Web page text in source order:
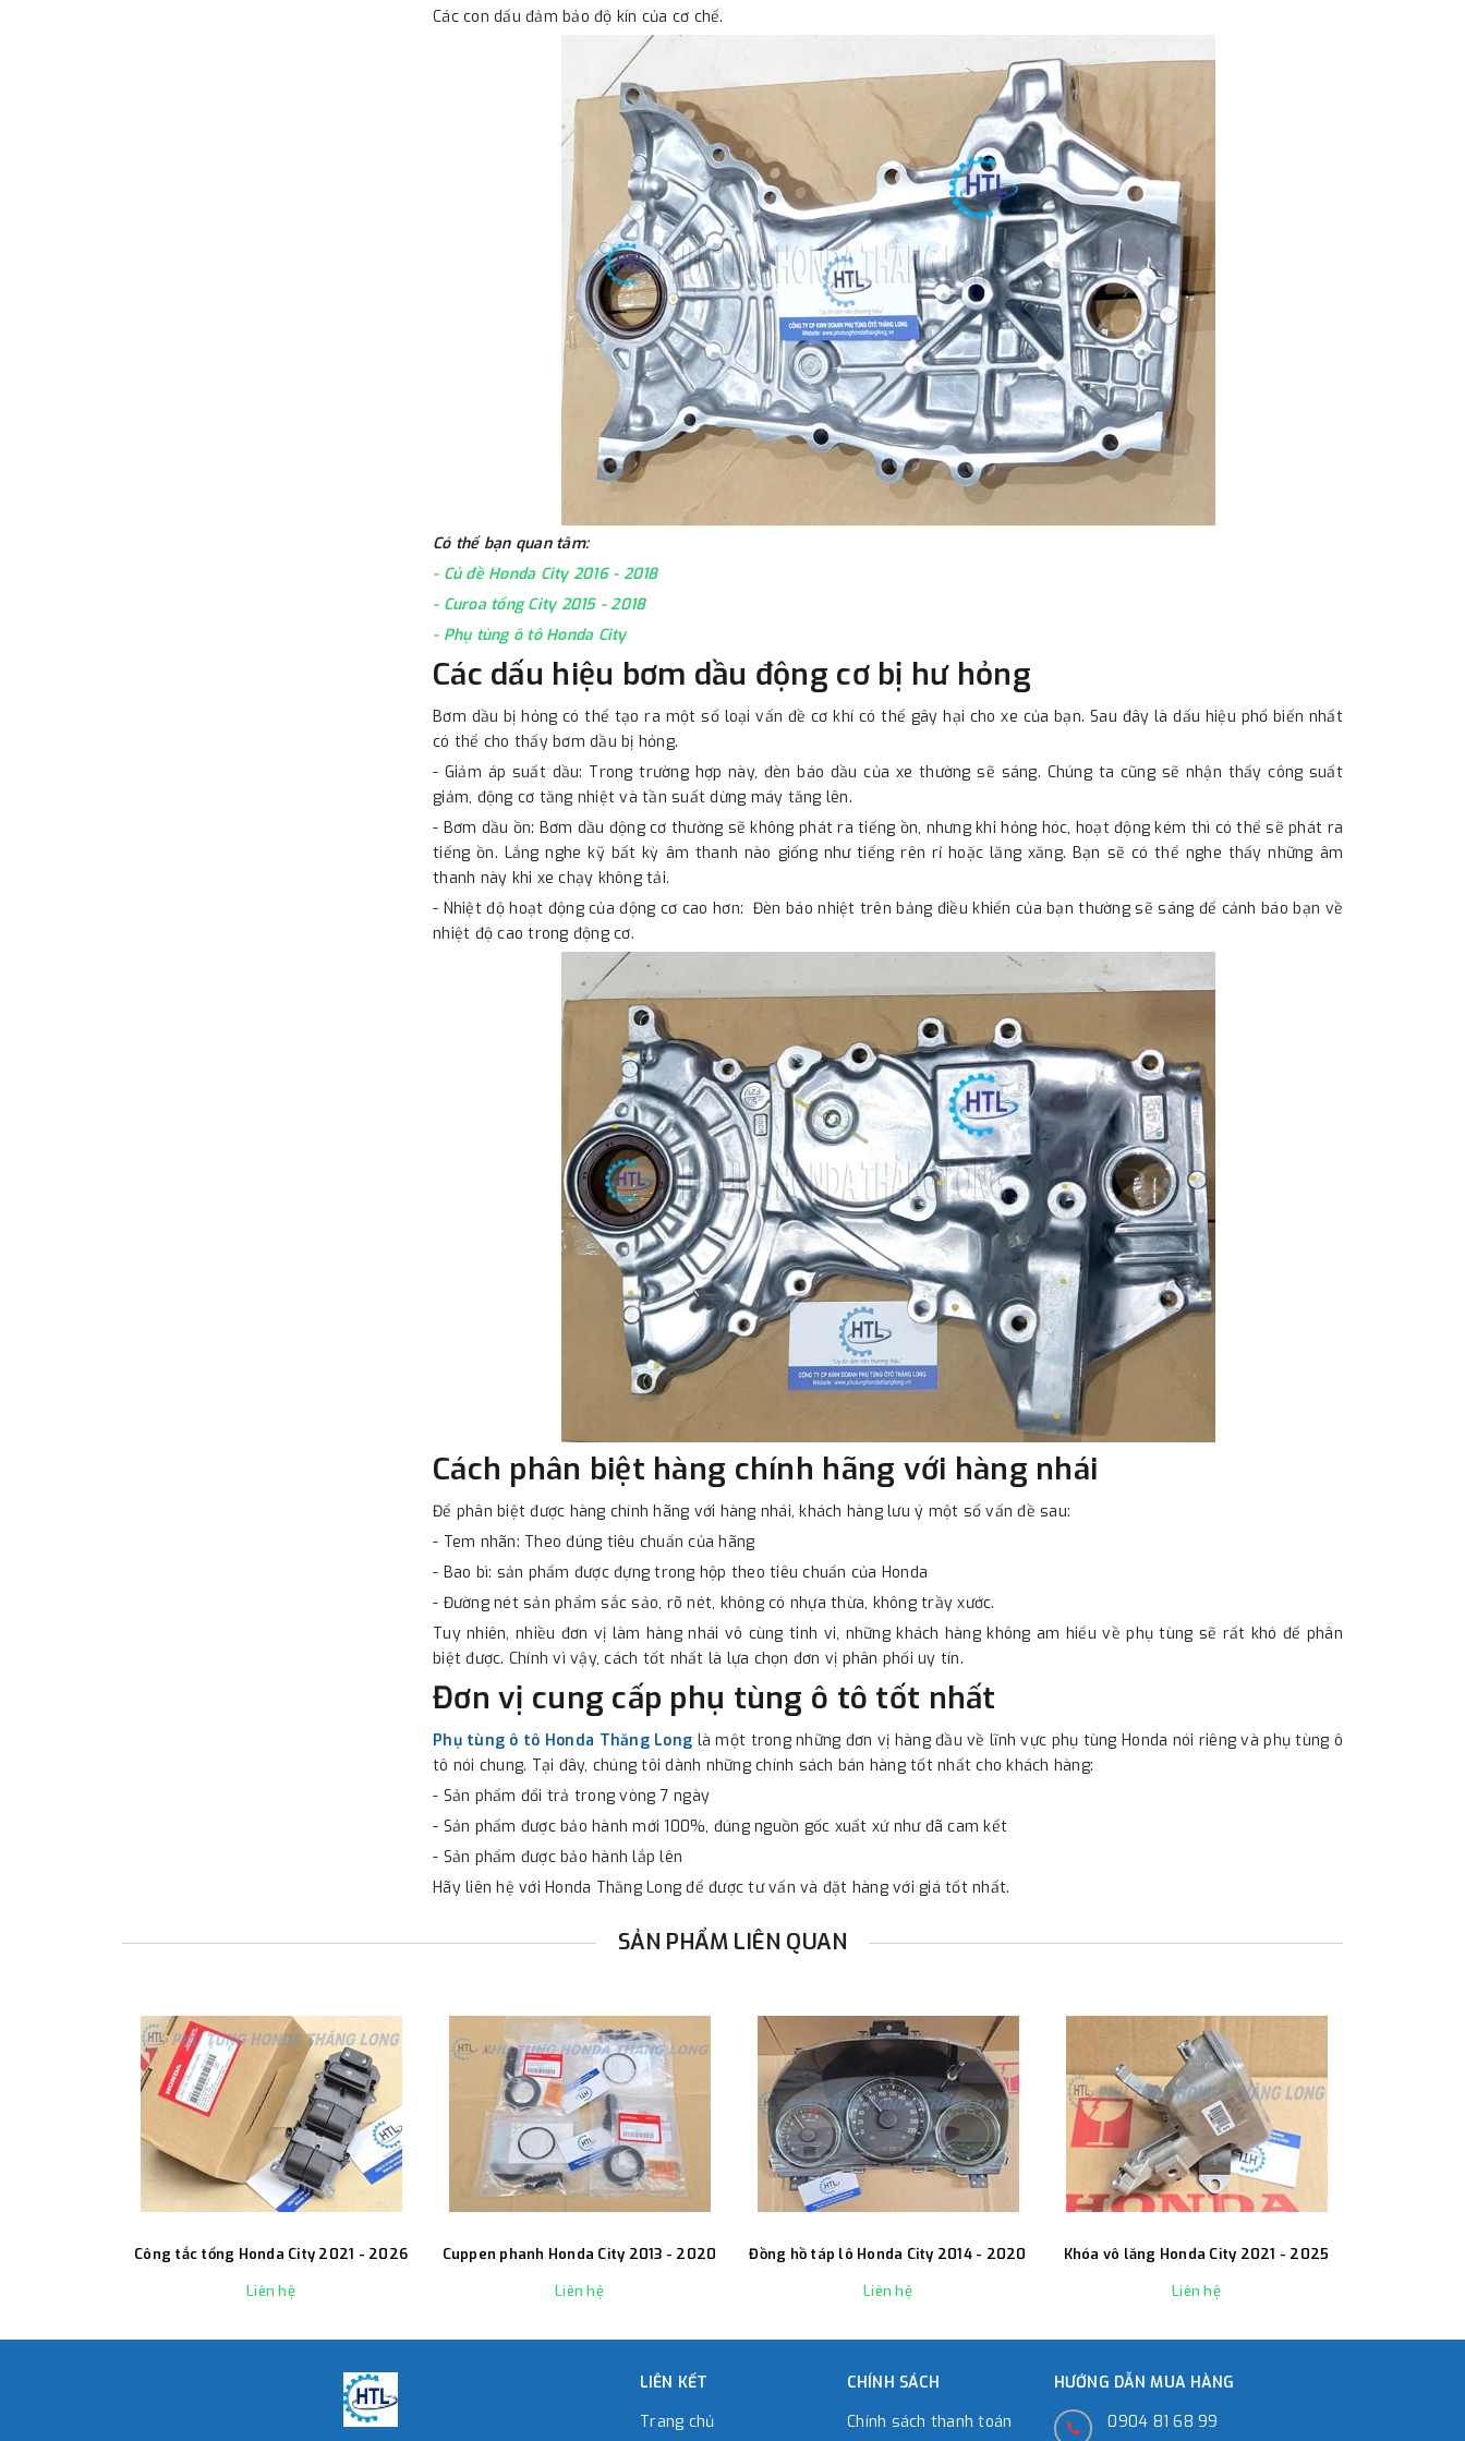
Các con dấu đảm bảo độ kín của cơ chế.
Có thể bạn quan tâm:
- ​​ Củ đề Honda City 2016 - 2018
- Curoa tổng City 2015 - 2018
- Phụ tùng ô tô Honda City
Các dấu hiệu bơm dầu động cơ bị hư hỏng
Bơm dầu bị hỏng có thể tạo ra một số loại vấn đề cơ khí có thể gây hại cho xe của bạn. Sau đây là dấu hiệu phổ biến nhất
có thể cho thấy bơm dầu bị hỏng.
- Giảm áp suất dầu: Trong trường hợp này, đèn báo dầu của xe thường sẽ sáng. Chúng ta cũng sẽ nhận thấy công suất
giảm, động cơ tăng nhiệt và tần suất dừng máy tăng lên.
- Bơm dầu ồn: Bơm dầu động cơ thường sẽ không phát ra tiếng ồn, nhưng khi hỏng hóc, hoạt động kém thì có thể sẽ phát ra
tiếng ồn. Lắng nghe kỹ bất kỳ âm thanh nào giống như tiếng rên rỉ hoặc lăng xăng. Bạn sẽ có thể nghe thấy những âm
thanh này khi xe chạy không tải.
- Nhiệt độ hoạt động của động cơ cao hơn: Đèn báo nhiệt trên bảng điều khiển của bạn thường sẽ sáng để cảnh báo bạn về
nhiệt độ cao trong động cơ.
Cách phân biệt hàng chính hãng với hàng nhái
Để phân biệt được hàng chính hãng với hàng nhái, khách hàng lưu ý một số vấn đề sau:
- Tem nhãn: Theo đúng tiêu chuẩn của hãng
- Bao bì: sản phẩm được đựng trong hộp theo tiêu chuẩn của Honda
- Đường nét sản phẩm sắc sảo, rõ nét, không có nhựa thừa, không trầy xước.
Tuy nhiên, nhiều đơn vị làm hàng nhái vô cùng tinh vi, những khách hàng không am hiểu về phụ tùng sẽ rất khó để phân
biệt được. Chính vì vậy, cách tốt nhất là lựa chọn đơn vị phân phối uy tín.
Đơn vị cung cấp phụ tùng ô tô tốt nhất
Phụ tùng ô tô Honda Thăng Long là một trong những đơn vị hàng đầu về lĩnh vực phụ tùng Honda nói riêng và phụ tùng ô
tô nói chung. Tại đây, chúng tôi dành những chính sách bán hàng tốt nhất cho khách hàng:
- Sản phẩm đổi trả trong vòng 7 ngày
- Sản phẩm được bảo hành mới 100%, đúng nguồn gốc xuất xứ như đã cam kết
- Sản phẩm được bảo hành lắp lên
Hãy liên hệ với Honda Thăng Long để được tư vấn và đặt hàng với giá tốt nhất.
SẢN PHẨM LIÊN QUAN
Công tắc tổng Honda City 2021 - 2026
Liên hệ
Cuppen phanh Honda City 2013 - 2020
Liên hệ
Đồng hồ táp lô Honda City 2014 - 2020
Liên hệ
Khóa vô lăng Honda City 2021 - 2025
Liên hệ
LIÊN KẾT
Trang chủ
CHÍNH SÁCH
Chính sách thanh toán
HƯỚNG DẪN MUA HÀNG
0904 81 68 99